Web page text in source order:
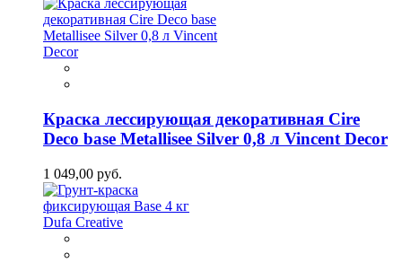
Краска лессирующая декоративная Cire
Deco base Metallisee Silver 0,8 л Vincent Decor
1 049,00 руб.